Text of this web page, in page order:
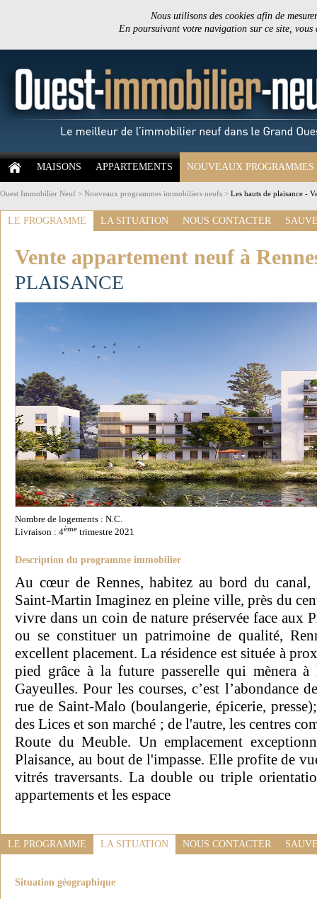
Nous utilisons des cookies afin de
En poursuivant votre navigation sur ce site,
MAISONS APPARTEMENTS NOUVEAUX PROGRAMMES
Ouest Immobilier Neuf > Nouveaux programmes immobiliers neufs > Les hauts de plaisance -
LE PROGRAMME LA SITUATION NOUS CONTACTER
Vente appartement neuf à
PLAISANCE
Nombre de logements : N.C.
Livraison : 4ème trimestre 2021
Description du programme immobilier
Au cœur de Rennes, habitez au bord du canal,
Saint-Martin Imaginez en pleine ville, près du
vivre dans un coin de nature préservée face aux
ou se constituer un patrimoine de qualité,
excellent placement. La résidence est située à
pied grâce à la future passerelle qui mènera
Gayeulles. Pour les courses, c’est l’abondance
rue de Saint-Malo (boulangerie, épicerie,
des Lices et son marché ; de l'autre, les centres
Route du Meuble. Un emplacement
Plaisance, au bout de l'impasse. Elle profite de
vitrés traversants. La double ou triple
appartements et les espace
LE PROGRAMME LA SITUATION NOUS CONTACTER
Situation géographique